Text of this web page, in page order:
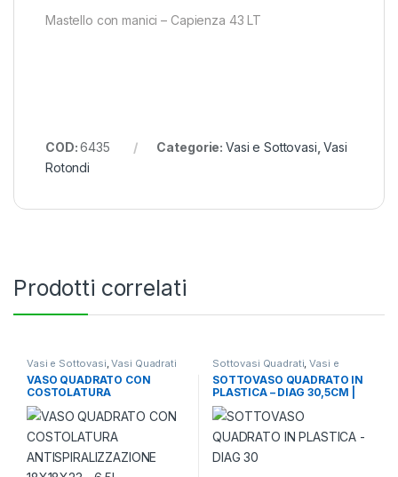
Mastello con manici – Capienza 43 LT
COD:6435 Categorie: Vasi e Sottovasi ,Vasi
Rotondi
Prodotti correlati
Vasi e Sottovasi ,Vasi Quadrati
VASO QUADRATO CON
COSTOLATURA
ANTISPIRALIZZAZIONE
18X18X23 – 6.5L
Sottovasi Quadrati ,Vasi e
SOTTOVASO QUADRATO IN
PLASTICA – DIAG 30,5CM |
BASE 20,5X20,5 CM (X VASO
18L)